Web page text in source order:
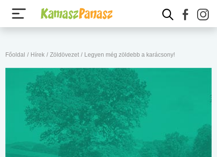
Főoldal / Hírek / Zöldövezet / Legyen még zöldebb a karácsony!